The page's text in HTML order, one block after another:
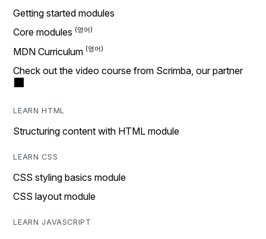
Getting started modules
Core modules
MDN Curriculum
Check out the video course from Scrimba, our partner
LEARN HTML
Structuring content with HTML module
LEARN CSS
CSS styling basics module
CSS layout module
LEARN JAVASCRIPT